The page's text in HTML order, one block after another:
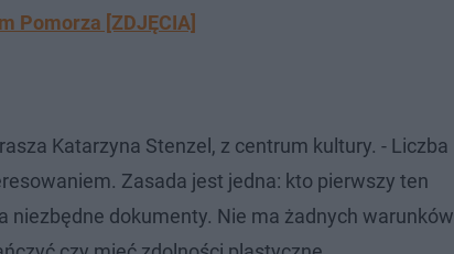
Pomorza [ZDJĘCIA]
Katarzyna Stenzel, z centrum kultury. - Liczba
Zasada jest jedna: kto pierwszy ten
niezbędne dokumenty. Nie ma żadnych warunków